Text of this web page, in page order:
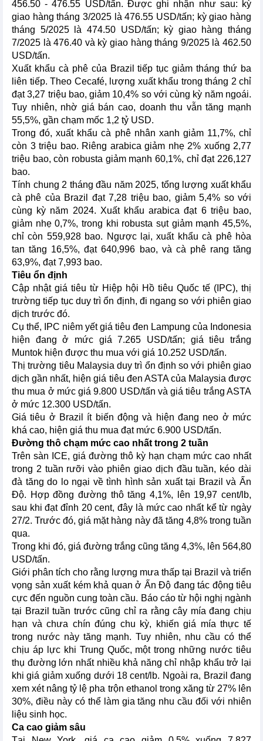
456.50 - 476.55 USD/tấn. Được ghi nhận như sau: kỳ
giao hàng tháng 3/2025 là 476.55 USD/tấn; kỳ giao hàng
tháng 5/2025 là 474.50 USD/tấn; kỳ giao hàng tháng
7/2025 là 476.40 và kỳ giao hàng tháng 9/2025 là 462.50
USD/tấn.
Xuất khẩu cà phê của Brazil tiếp tục giảm tháng thứ ba
liên tiếp. Theo Cecafé, lượng xuất khẩu trong tháng 2 chỉ
đạt 3,27 triệu bao, giảm 10,4% so với cùng kỳ năm ngoái.
Tuy nhiên, nhờ giá bán cao, doanh thu vẫn tăng mạnh
55,5%, gần chạm mốc 1,2 tỷ USD.
Trong đó, xuất khẩu cà phê nhân xanh giảm 11,7%, chỉ
còn 3 triệu bao. Riêng arabica giảm nhẹ 2% xuống 2,77
triệu bao, còn robusta giảm mạnh 60,1%, chỉ đạt 226,127
bao.
Tính chung 2 tháng đầu năm 2025, tổng lượng xuất khẩu
cà phê của Brazil đạt 7,28 triệu bao, giảm 5,4% so với
cùng kỳ năm 2024. Xuất khẩu arabica đạt 6 triệu bao,
giảm nhẹ 0,7%, trong khi robusta sụt giảm mạnh 45,5%,
chỉ còn 559,928 bao. Ngược lại, xuất khẩu cà phê hòa
tan tăng 16,5%, đạt 640,996 bao, và cà phê rang tăng
63,9%, đạt 7,993 bao.
Tiêu ổn định
Cập nhật giá tiêu từ Hiệp hội Hồ tiêu Quốc tế (IPC), thị
trường tiếp tục duy trì ổn định, đi ngang so với phiên giao
dịch trước đó.
Cụ thể, IPC niêm yết giá tiêu đen Lampung của Indonesia
hiện đang ở mức giá 7.265 USD/tấn; giá tiêu trắng
Muntok hiện được thu mua với giá 10.252 USD/tấn.
Thị trường tiêu Malaysia duy trì ổn định so với phiên giao
dịch gần nhất, hiện giá tiêu đen ASTA của Malaysia được
thu mua ở mức giá 9.800 USD/tấn và giá tiêu trắng ASTA
ở mức 12.300 USD/tấn.
Giá tiêu ở Brazil ít biến động và hiện đang neo ở mức
khá cao, hiện giá thu mua đạt mức 6.900 USD/tấn.
Đường thô chạm mức cao nhất trong 2 tuần
Trên sàn ICE, giá đường thô kỳ hạn chạm mức cao nhất
trong 2 tuần rưỡi vào phiên giao dịch đầu tuần, kéo dài
đà tăng do lo ngại về tình hình sản xuất tại Brazil và Ấn
Độ. Hợp đồng đường thô tăng 4,1%, lên 19,97 cent/lb,
sau khi đạt đỉnh 20 cent, đây là mức cao nhất kể từ ngày
27/2. Trước đó, giá mặt hàng này đã tăng 4,8% trong tuần
qua.
Trong khi đó, giá đường trắng cũng tăng 4,3%, lên 564,80
USD/tấn.
Giới phân tích cho rằng lượng mưa thấp tại Brazil và triển
vọng sản xuất kém khả quan ở Ấn Độ đang tác động tiêu
cực đến nguồn cung toàn cầu. Báo cáo từ hội nghị ngành
tại Brazil tuần trước cũng chỉ ra rằng cây mía đang chịu
hạn và chưa chín đúng chu kỳ, khiến giá mía thực tế
trong nước này tăng mạnh. Tuy nhiên, nhu cầu có thể
chịu áp lực khi Trung Quốc, một trong những nước tiêu
thụ đường lớn nhất nhiều khả năng chỉ nhập khẩu trở lại
khi giá giảm xuống dưới 18 cent/lb. Ngoài ra, Brazil đang
xem xét nâng tỷ lệ pha trộn ethanol trong xăng từ 27% lên
30%, điều này có thể làm gia tăng nhu cầu đối với nhiên
liệu sinh học.
Ca cao giảm sâu